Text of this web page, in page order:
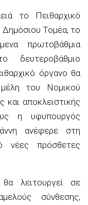
το Πειθαρχικό
Τομέα, το
πρωτοβάθμια
δευτεροβάθμιο
όργανο θα
του Νομικού
αποκλειστικής
η υφυπουργός
ανέφερε στη
νέες πρόσθετες
λειτουργεί σε
σύνθεσης,